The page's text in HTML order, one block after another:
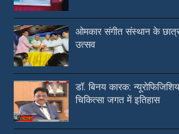
ओमकार संगीत संस्थान के
उत्सव
डॉ. बिनय कारक:
चिकित्सा जगत में इतिहास